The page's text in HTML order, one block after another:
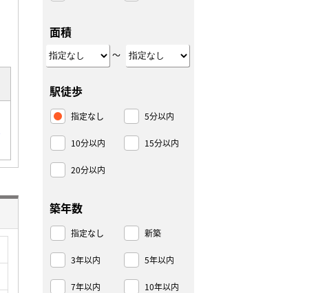
面積
～
駅徒歩
指定なし 5分以内
10分以内 15分以内
20分以内
築年数
指定なし 新築
3年以内 5年以内
7年以内 10年以内